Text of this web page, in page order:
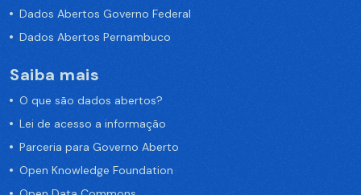
Dados Abertos Governo Federal
Dados Abertos Pernambuco
Saiba mais
O que são dados abertos?
Lei de acesso a informação
Parceria para Governo Aberto
Open Knowledge Foundation